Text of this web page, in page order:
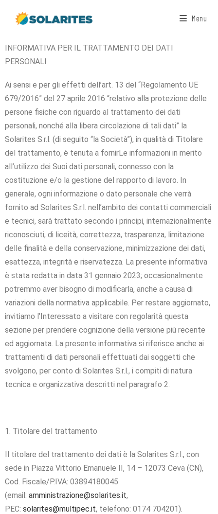
Menu
INFORMATIVA PER IL TRATTAMENTO DEI DATI
PERSONALI
Ai sensi e per gli effetti dell’art. 13 del “Regolamento UE
679/2016” del 27 aprile 2016 “relativo alla protezione delle
persone fisiche con riguardo al trattamento dei dati
personali, nonché alla libera circolazione di tali dati” la
Solarites S.r.l. (di seguito “la Società”), in qualità di Titolare
del trattamento, è tenuta a fornirLe informazioni in merito
all’utilizzo dei Suoi dati personali, connesso con la
costituzione e/o la gestione del rapporto di lavoro. In
generale, ogni informazione o dato personale che verrà
fornito ad Solarites S.r.l. nell’ambito dei contatti commerciali
e tecnici, sarà trattato secondo i principi, internazionalmente
riconosciuti, di liceità, correttezza, trasparenza, limitazione
delle finalità e della conservazione, minimizzazione dei dati,
esattezza, integrità e riservatezza. La presente informativa
è stata redatta in data 31 gennaio 2023; occasionalmente
potremmo aver bisogno di modificarla, anche a causa di
variazioni della normativa applicabile. Per restare aggiornato,
invitiamo l’Interessato a visitare con regolarità questa
sezione per prendere cognizione della versione più recente
ed aggiornata. La presente informativa si riferisce anche ai
trattamenti di dati personali effettuati dai soggetti che
svolgono, per conto di Solarites S.r.l., i compiti di natura
tecnica e organizzativa descritti nel paragrafo 2.
1. Titolare del trattamento
Il titolare del trattamento dei dati è la Solarites S.r.l., con
sede in Piazza Vittorio Emanuele II, 14 – 12073 Ceva (CN),
Cod. Fiscale/P.IVA: 03894180045
(email: amministrazione@solarites.it,
PEC: solarites@multipec.it, telefono: 0174 704201).